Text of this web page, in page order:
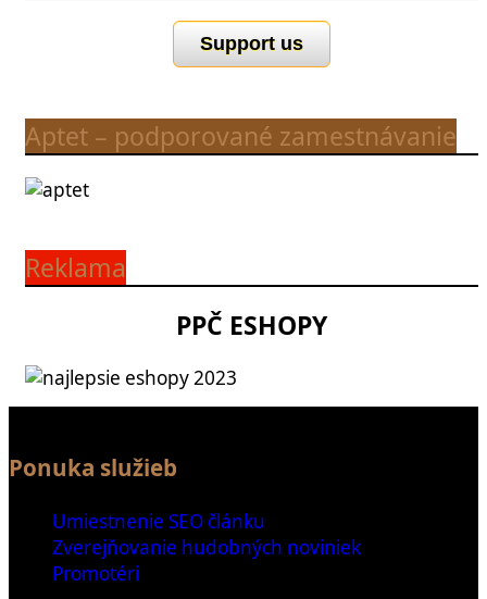
Support us
Aptet – podporované zamestnávanie
Reklama
PPČ ESHOPY
Ponuka služieb
Umiestnenie SEO článku
Zverejňovanie hudobných noviniek
Promotéri